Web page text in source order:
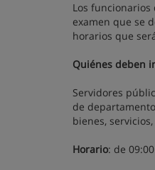
Los
examen que se
horarios que
Quiénes deben
Servidores
de
bienes,
Horario: de